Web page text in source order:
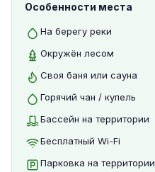
Особенности места
На берегу реки
Окружён лесом
Своя баня или сауна
Горячий чан / купель
Бассейн на территории
Бесплатный Wi-Fi
Парковка на территории